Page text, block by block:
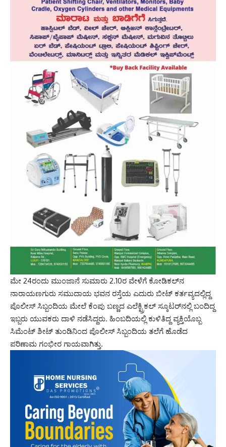
ಮೇ 24ರಂದು ಮುಂಜಾನೆ ಸುಮಾರು 2.10ರ ವೇಳೆಗೆ ಕೋಡಿಕಲ್‌ನ
ನಾರಾಯಣಗುರು ಸಮುದಾಯ ಭವನ ರಸ್ತೆಯ ಎದುರು ಬೀಟ್ ಕರ್ತವ್ಯದಲ್ಲಿದ್ದ
ಪೊಲೀಸ್ ಸಿಬ್ಬಂದಿಯ ಮೇಲೆ ಕೆಂಪು ಬಣ್ಣದ ಎಲೆಕ್ಟ್ರಿಕಲ್ ಸ್ಕೂಟರ್‌ನಲ್ಲಿ ಬಂದಿದ್ದ
ಇಬ್ಬರು ಯುವಕರು ದಾಳಿ ನಡೆಸಿದ್ದರು. ಹಿಂಬದಿಯಲ್ಲಿ ಕುಳಿತಿದ್ದ ವ್ಯಕ್ತಿಯೊಬ್ಬ
ಸಿಮೆಂಟ್ ಶೀಟ್ ತುಂಡಿನಿಂದ ಪೊಲೀಸ್ ಸಿಬ್ಬಂದಿಯ ತಲೆಗೆ ಹೊಡೆದ
ಪರಿಣಾಮ ಗಂಭೀರ ಗಾಯವಾಗಿತ್ತು.